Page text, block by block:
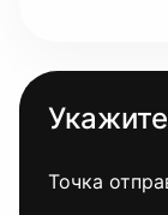
Точка